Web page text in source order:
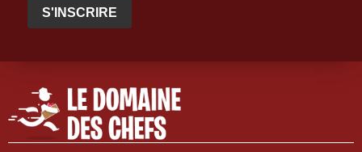
S'INSCRIRE